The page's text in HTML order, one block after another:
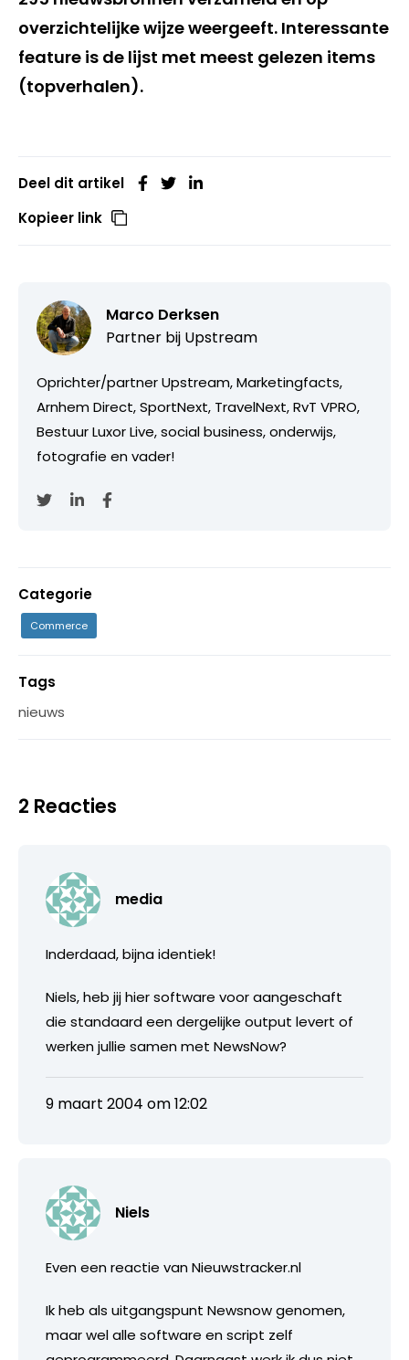
overzichtelijke wijze weergeeft. Interessante
feature is de lijst met meest gelezen items
(topverhalen).
Deel dit artikel
Kopieer link
Marco Derksen
Partner bij Upstream
Oprichter/partner Upstream, Marketingfacts,
Arnhem Direct, SportNext, TravelNext, RvT VPRO,
Bestuur Luxor Live, social business, onderwijs,
fotografie en vader!
Categorie
Commerce
Tags
nieuws
2 Reacties
media
Inderdaad, bijna identiek!
Niels, heb jij hier software voor aangeschaft
die standaard een dergelijke output levert of
werken jullie samen met NewsNow?
9 maart 2004 om 12:02
Niels
Even een reactie van Nieuwstracker.nl
Ik heb als uitgangspunt Newsnow genomen,
maar wel alle software en script zelf